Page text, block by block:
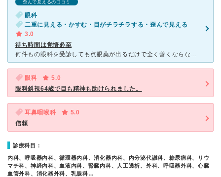
歪んで見えるの口コミ
眼科
二重に見える・かすむ・目がチラチラする・歪んで見える
3.0
待ち時間は覚悟必至
何件もの眼科を受診しても点眼薬が出るだけで全く善くならない。 紹介状ないけど評判の良い医大の眼科を受診。 8時15分に受付し検査が10時50分、先生の診察が更に一時間後、そして別の検査が三種。全て
眼科
5.0
眼科斜視64歳で目も精神も助けられました。
耳鼻咽喉科
5.0
信頼
診療科目：
内科、呼吸器内科、循環器内科、消化器内科、内分泌代謝科、糖尿病科、リウ
マチ科、神経内科、血液内科、腎臓内科、人工透析、外科、呼吸器外科、心臓
血管外科、消化器外科、乳腺科…